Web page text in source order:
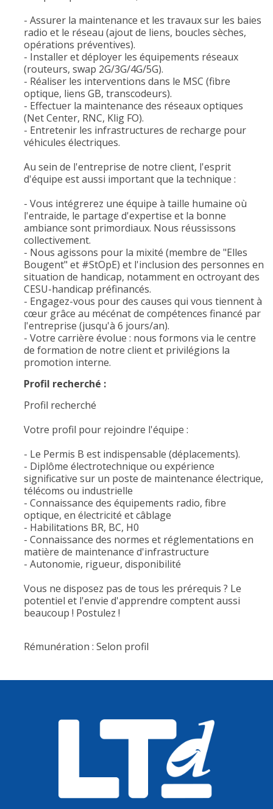
- Assurer la maintenance et les travaux sur les baies
radio et le réseau (ajout de liens, boucles sèches,
opérations préventives).
- Installer et déployer les équipements réseaux
(routeurs, swap 2G/3G/4G/5G).
- Réaliser les interventions dans le MSC (fibre
optique, liens GB, transcodeurs).
- Effectuer la maintenance des réseaux optiques
(Net Center, RNC, Klig FO).
- Entretenir les infrastructures de recharge pour
véhicules électriques.
Au sein de l'entreprise de notre client, l'esprit
d'équipe est aussi important que la technique :
- Vous intégrerez une équipe à taille humaine où
l'entraide, le partage d'expertise et la bonne
ambiance sont primordiaux. Nous réussissons
collectivement.
- Nous agissons pour la mixité (membre de "Elles
Bougent" et #StOpE) et l'inclusion des personnes en
situation de handicap, notamment en octroyant des
CESU-handicap préfinancés.
- Engagez-vous pour des causes qui vous tiennent à
cœur grâce au mécénat de compétences financé par
l'entreprise (jusqu'à 6 jours/an).
- Votre carrière évolue : nous formons via le centre
de formation de notre client et privilégions la
promotion interne.
Profil recherché :
Profil recherché
Votre profil pour rejoindre l'équipe :
- Le Permis B est indispensable (déplacements).
- Diplôme électrotechnique ou expérience
significative sur un poste de maintenance électrique,
télécoms ou industrielle
- Connaissance des équipements radio, fibre
optique, en électricité et câblage
- Habilitations BR, BC, H0
- Connaissance des normes et réglementations en
matière de maintenance d'infrastructure
- Autonomie, rigueur, disponibilité
Vous ne disposez pas de tous les prérequis ? Le
potentiel et l'envie d'apprendre comptent aussi
beaucoup ! Postulez !
Rémunération : Selon profil